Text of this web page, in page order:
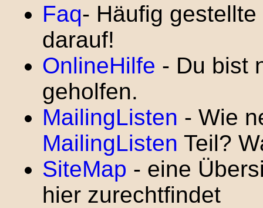
Faq- Häufig
darauf!
OnlineHilfe - Du bist
geholfen.
MailingListen - Wie
MailingListen Teil?
SiteMap - eine
hier zurechtfindet